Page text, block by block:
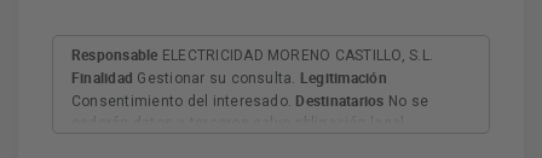
Responsable ELECTRICIDAD MORENO CASTILLO, S.L.
Finalidad Gestionar su consulta. Legitimación
Consentimiento del interesado. Destinatarios No se